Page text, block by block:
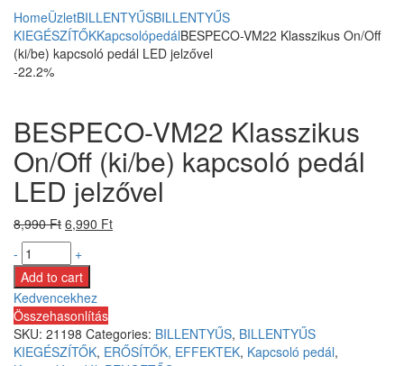
HomeÜzletBILLENTYŰSBILLENTYŰS
KIEGÉSZÍTŐKKapcsolópedálBESPECO-VM22 Klasszikus On/Off
(ki/be) kapcsoló pedál LED jelzővel
-22.2%
BESPECO-VM22 Klasszikus
On/Off (ki/be) kapcsoló pedál
LED jelzővel
8,990Ft 6,990 Ft
-
+
Add to cart
Kedvencekhez
Összehasonlítás
SKU: 21198 Categories: BILLENTYŰS, BILLENTYŰS
KIEGÉSZÍTŐK, ERŐSÍTŐK, EFFEKTEK, Kapcsoló pedál,